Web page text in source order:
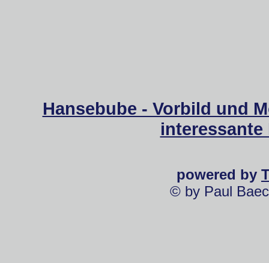
Hansebube - Vorbild und
powered by
© by Paul